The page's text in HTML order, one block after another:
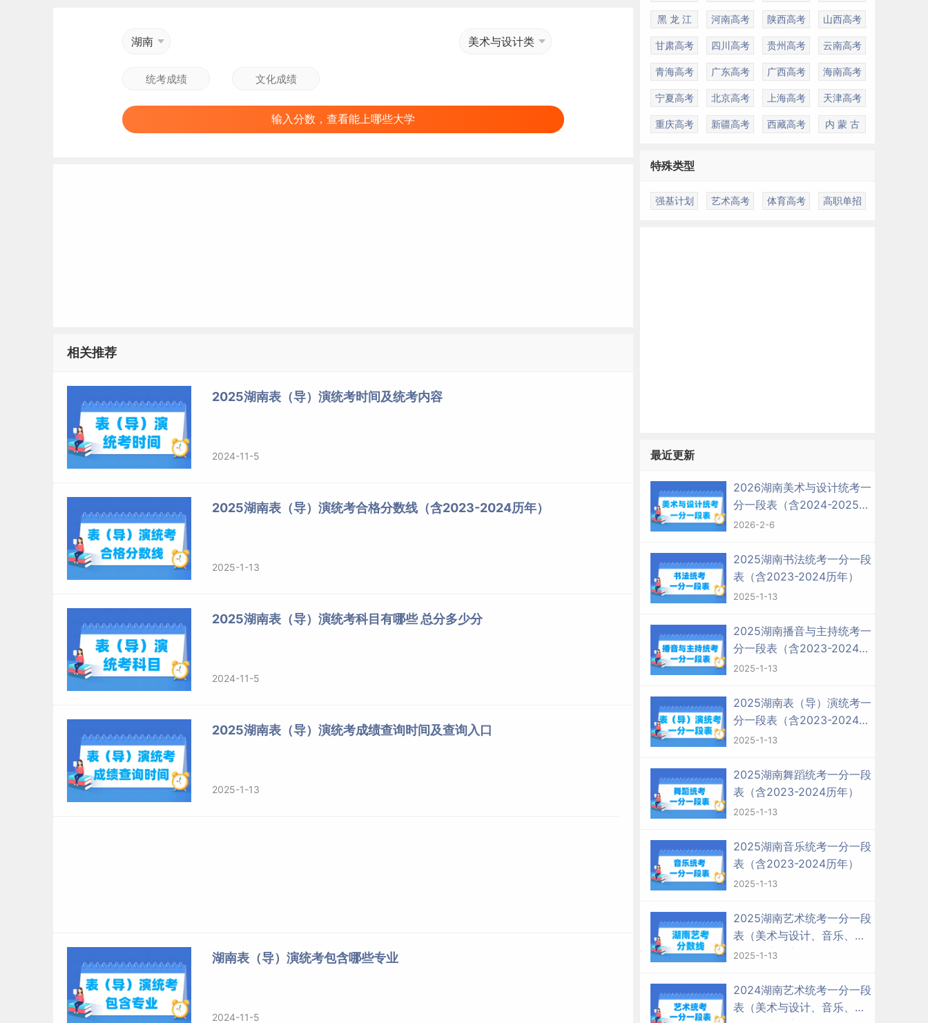
224
844
222
16
5
205
204
203
201
200
1059
199
198
197
1
188
186
173
表(导)演类(服装表演方向)
成绩
268
6
258
257
256
湖南 美术与设计类
输入分数，查看能上哪些大学
相关推荐
2025湖南表（导）演统考时间及统考内容
2024-11-5
2025湖南表（导）演统考合格分数线（含2023-2024历年）
2025-1-13
2025湖南表（导）演统考科目有哪些 总分多少分
2024-11-5
2025湖南表（导）演统考成绩查询时间及查询入口
2025-1-13
湖南表（导）演统考包含哪些专业
2024-11-5
黑 龙 江 河南高考 陕西高考 山西高考
甘肃高考 四川高考 贵州高考 云南高考
青海高考 广东高考 广西高考 海南高考
宁夏高考 北京高考 上海高考 天津高考
重庆高考 新疆高考 西藏高考 内 蒙 古
特殊类型
强基计划 艺术高考 体育高考 高职单招
最近更新
2026湖南美术与设计统考一
分一段表（含2024-2025历
年）
2026-2-6
2025湖南书法统考一分一段
表（含2023-2024历年）
2025-1-13
2025湖南播音与主持统考一
分一段表（含2023-2024历
年）
2025-1-13
2025湖南表（导）演统考一
分一段表（含2023-2024历
年）
2025-1-13
2025湖南舞蹈统考一分一段
表（含2023-2024历年）
2025-1-13
2025湖南音乐统考一分一段
表（含2023-2024历年）
2025-1-13
2025湖南艺术统考一分一段
表（美术与设计、音乐、舞
蹈、播音与主持、表（导）
2025-1-13
2024湖南艺术统考一分一段
表（美术与设计、音乐、舞